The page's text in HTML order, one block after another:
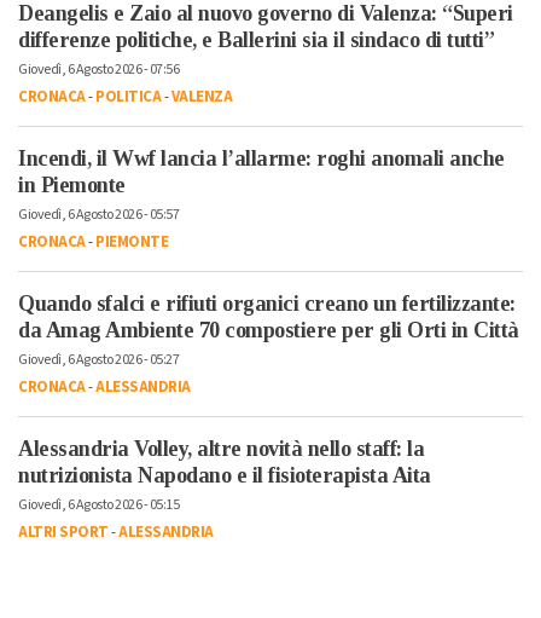
Deangelis e Zaio al nuovo governo di Valenza: “Superi
differenze politiche, e Ballerini sia il sindaco di tutti”
Giovedì, 6 Agosto 2026 - 07:56
CRONACA-POLITICA-VALENZA
Incendi, il Wwf lancia l’allarme: roghi anomali anche
in Piemonte
Giovedì, 6 Agosto 2026 - 05:57
CRONACA-PIEMONTE
Quando sfalci e rifiuti organici creano un fertilizzante:
da Amag Ambiente 70 compostiere per gli Orti in Città
Giovedì, 6 Agosto 2026 - 05:27
CRONACA-ALESSANDRIA
Alessandria Volley, altre novità nello staff: la
nutrizionista Napodano e il fisioterapista Aita
Giovedì, 6 Agosto 2026 - 05:15
ALTRI SPORT-ALESSANDRIA